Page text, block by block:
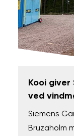
Kooi giver
ved
Siemens
Bruzaholm